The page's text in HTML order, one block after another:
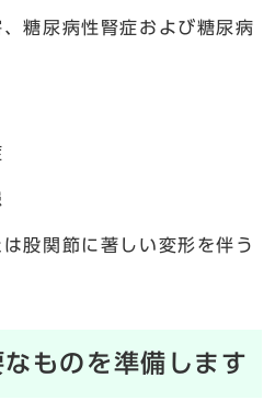
糖尿病性腎症および糖尿病
股関節に著しい変形を伴う
ものを準備します